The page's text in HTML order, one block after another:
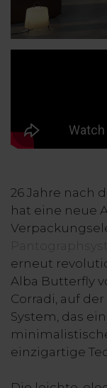
26 Jahre nach
hat eine neue
erneut
Alba Butterfly
Corradi, auf
System, das
einzigartige